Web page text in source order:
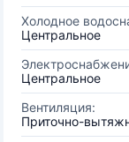
Холодное
Центральное
Центральное
Вентиляция:
Приточно-